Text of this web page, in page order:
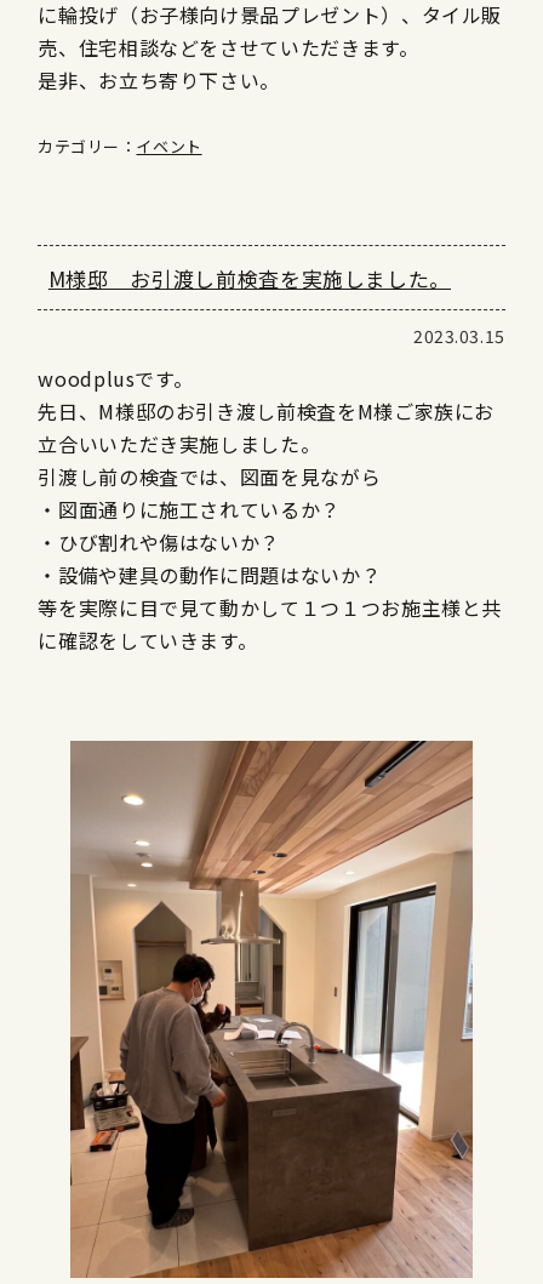
に輪投げ（お子様向け景品プレゼント）、タイル販
売、住宅相談などをさせていただきます。
是非、お立ち寄り下さい。
カテゴリー： イベント
M様邸 お引渡し前検査を実施しました。
2023.03.15
woodplusです。
先日、M様邸のお引き渡し前検査をM様ご家族にお
立合いいただき実施しました。
引渡し前の検査では、図面を見ながら
・図面通りに施工されているか？
・ひび割れや傷はないか？
・設備や建具の動作に問題はないか？
等を実際に目で見て動かして１つ１つお施主様と共
に確認をしていきます。